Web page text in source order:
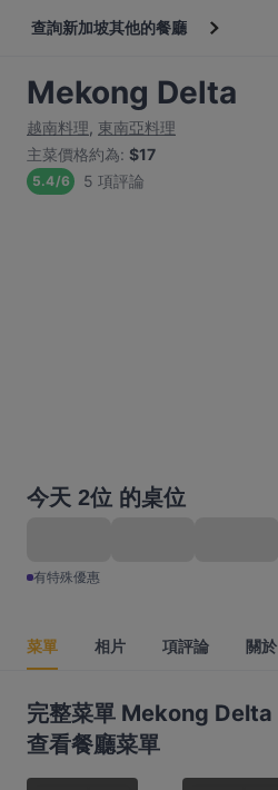
查詢新加坡其他的餐廳
Mekong Delta
越南料理, 東南亞料理
主菜價格約為: $17
5.4/6 5 項評論
今天 2位 的桌位
有特殊優惠
菜單 相片 項評論 關於
完整菜單 Mekong Delta
查看餐廳菜單